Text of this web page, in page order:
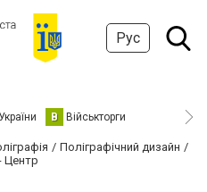
Рус
В Військторги
Поліграфічний дизайн
Центр